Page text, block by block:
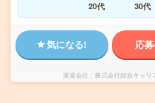
20代
30代
気になる! 応
派遣会社 株式会社綜合キャリ